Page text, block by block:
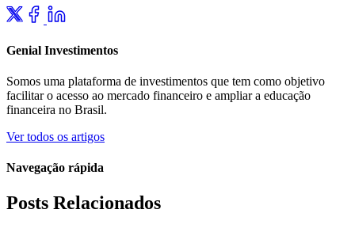
Genial Investimentos
Somos uma plataforma de investimentos que tem como objetivo
facilitar o acesso ao mercado financeiro e ampliar a educação
financeira no Brasil.
Ver todos os artigos
Navegação rápida
Posts Relacionados